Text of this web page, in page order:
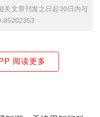
关文章刊发之日起30日内与
85202353
阅读更多